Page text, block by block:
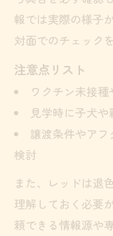
報では実際の様子
対面でのチェック
注意点リスト
ワクチン未接
見学時に子犬
譲渡条件やア
検討
また、レッドは退
理解しておく必要
頼できる情報源や